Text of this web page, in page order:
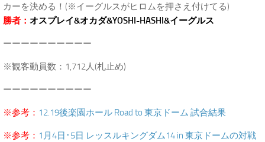
カーを決める！(※イーグルスがヒロムを押さえ付けてる)
勝者： オスプレイ&オカダ&YOSHI-HASHI&イーグルス
ーーーーーーーーーー
※観客動員数：1,712人(札止め)
ーーーーーーーーーー
※参考： 12.19後楽園ホール Road to 東京ドーム 試合結果
※参考： 1月4日･5日 レッスルキングダム14 in 東京ドームの対戦